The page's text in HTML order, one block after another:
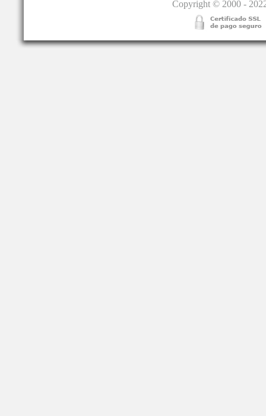
Copyright © 2000 -